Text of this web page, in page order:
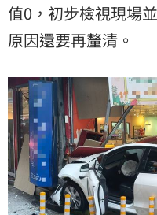
值0，初步檢視現場
原因還要再釐清。